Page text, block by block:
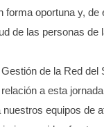
forma oportuna y, de
de las personas de
de la Red del
a esta
equipos de